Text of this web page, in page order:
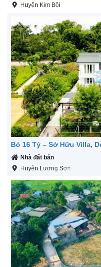
Huyện Kim Bôi
Bỏ 16 Tỷ – Sở Hữu Villa,
Nhà đất bán
Huyện Lương Sơn